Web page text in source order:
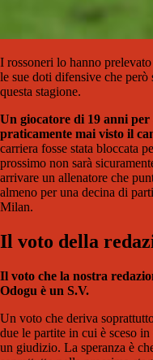
I rossoneri lo hanno
le sue doti difensive che però
questa stagione.
Un giocatore di 19 anni
praticamente mai visto il
carriera fosse stata bloccata
prossimo non sarà
arrivare un allenatore che
almeno per una decina di
Milan.
Il voto della
Il voto che la nostra
Odogu è un S.V.
Un voto che deriva
due le partite in cui è sceso
un giudizio. La speranza è